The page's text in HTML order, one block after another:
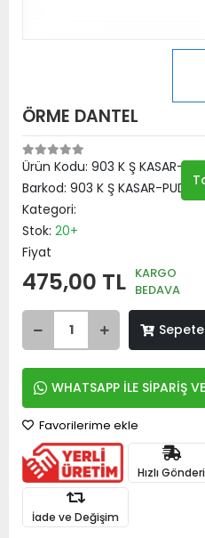
ÖRME DANTEL
Ürün Kodu: 903 K Ş KASAR-
Barkod: 903 K Ş KASAR-PUDRA
Kategori:
Stok: 20+
Fiyat
475,00 TL KARGO
BEDAVA
WHATSAPP İLE SİPARİŞ
Favorilerime ekle
Hızlı Gönderi
İade ve Değişim